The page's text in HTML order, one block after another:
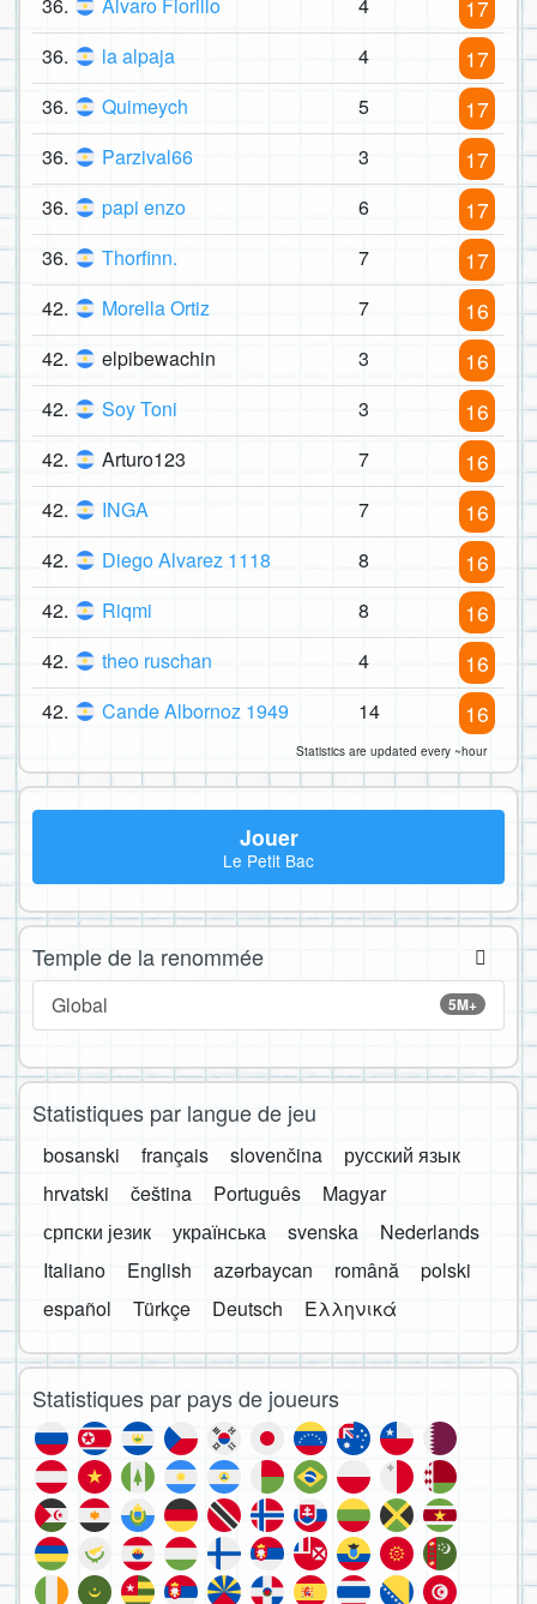
36. Álvaro Fiorillo 4 17
36. la alpaja 4 17
36. Quimeych 5 17
36. Parzival66 3 17
36. papi enzo 6 17
36. Thorfinn. 7 17
42. Morella Ortiz 7 16
42. elpibewachin 3 16
42. Soy Toni 3 16
42. Arturo123 7 16
42. INGA 7 16
42. Diego Alvarez 1118 8 16
42. Riqmi 8 16
42. theo ruschan 4 16
42. Cande Albornoz 1949 14 16
Statistics are updated every ~hour
Jouer
Le Petit Bac
Temple de la renommée
5M+
Global
Statistiques par langue de jeu
bosanski français slovenčina
русский язык
hrvatski
čeština Português
Magyar
српски језик
українська svenska
Nederlands
Italiano
English azərbaycan română
polski
español
Türkçe Deutsch Ελληνικά
Statistiques par pays de joueurs